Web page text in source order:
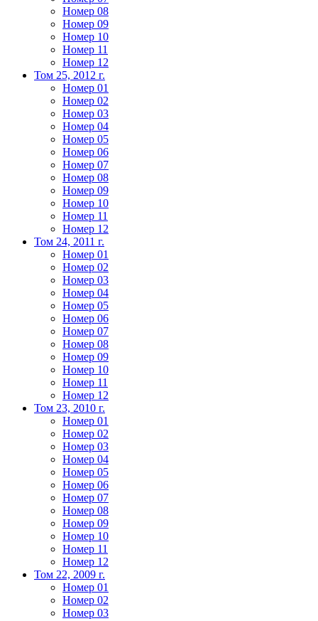
Номер 08
Номер 09
Номер 10
Номер 11
Номер 12
Том 25, 2012 г.
Номер 01
Номер 02
Номер 03
Номер 04
Номер 05
Номер 06
Номер 07
Номер 08
Номер 09
Номер 10
Номер 11
Номер 12
Том 24, 2011 г.
Номер 01
Номер 02
Номер 03
Номер 04
Номер 05
Номер 06
Номер 07
Номер 08
Номер 09
Номер 10
Номер 11
Номер 12
Том 23, 2010 г.
Номер 01
Номер 02
Номер 03
Номер 04
Номер 05
Номер 06
Номер 07
Номер 08
Номер 09
Номер 10
Номер 11
Номер 12
Том 22, 2009 г.
Номер 01
Номер 02
Номер 03